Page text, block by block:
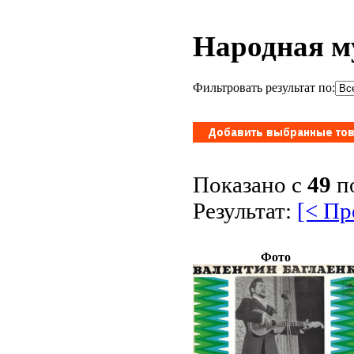
Народная
Фильтровать результат по:
Показано с 49
Результат: [<
Фото